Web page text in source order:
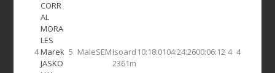
CORR
AL
MORA
LES
4Marek
JASKO
5 MaleSEMIsoard
2361m
10:18:0104:24:2600:06:12 4 4